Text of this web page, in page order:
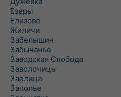
Езеры
Елизово
Жиличи
Забелышин
Забычанье
Заводская Слобода
Заволочицы
Заелица
Заполье